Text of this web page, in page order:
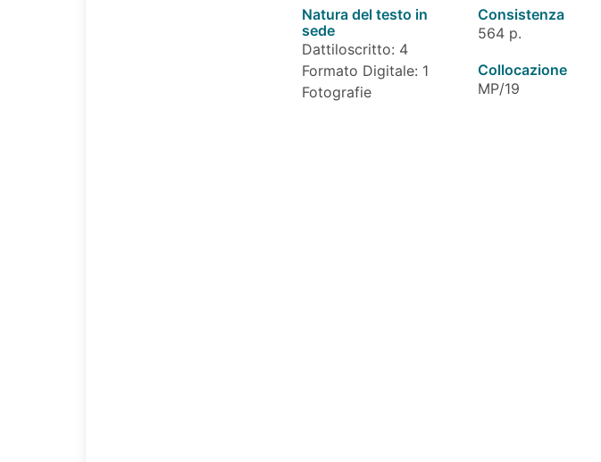
Natura del testo in
sede
Dattiloscritto: 4
Formato Digitale: 1
Fotografie
Consistenza
564 p.
Collocazione
MP/19